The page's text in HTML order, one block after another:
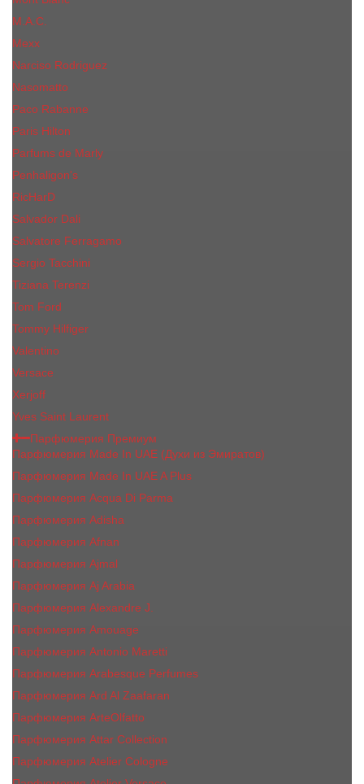
M.А.C.
Mexx
Narciso Rodriguez
Nasomatto
Paco Rabanne
Paris Hilton
Parfums de Marly
Penhaligon​'s
RicHarD
Salvador Dali
Salvatore Ferragamo
Sergio Tacchini
Tiziana Terenzi
Tom Ford
Tommy Hilfiger
Valentino
Versace
Xerjoff
Yves Saint Laurent
Парфюмерия Премиум
Парфюмерия Made In UAE (Духи из Эмиратов)
Парфюмерия Made In UAE A Plus
Парфюмерия Acqua Di Parma
Парфюмерия Adisha
Парфюмерия Afnan
Парфюмерия Ajmal
Парфюмерия Aj Arabia
Парфюмерия Alexandre J.
Парфюмерия Amouage
Парфюмерия Antonio Maretti
Парфюмерия Arabesque Perfumes
Парфюмерия Ard Al Zaafaran
Парфюмерия ArteOlfatto
Парфюмерия Attar Collection
Парфюмерия Atelier Cologne